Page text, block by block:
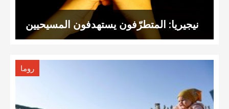
نيجيريا: المتطرّفون يستهدفون المسيحيين
روما